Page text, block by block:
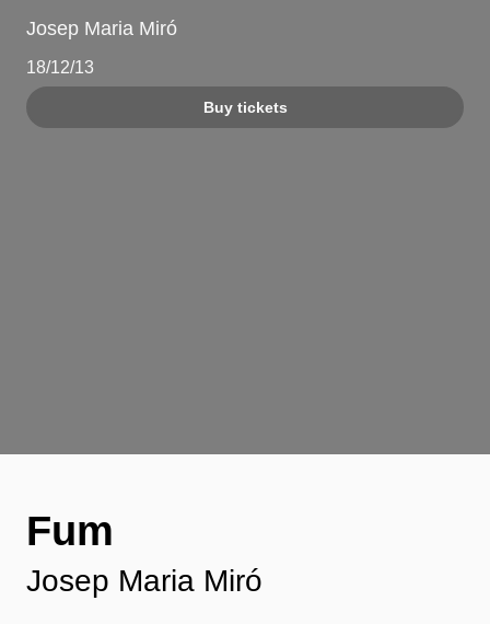
Josep Maria Miró
18/12/13
Buy tickets
Fum
Josep Maria Miró